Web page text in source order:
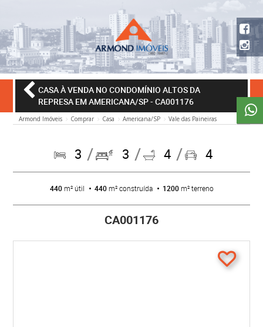
CASA À VENDA NO CONDOMÍNIO ALTOS DA
REPRESA EM AMERICANA/SP- CA001176
Armond Imóveis Comprar Casa Americana/SP Vale das Paineiras
3 3 4 4
440m² útil 440m² construída 1200m² terreno
CA001176